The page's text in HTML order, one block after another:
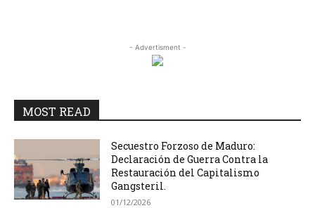
- Advertisment -
MOST READ
Secuestro Forzoso de Maduro:
Declaración de Guerra Contra la
Restauración del Capitalismo
Gangsteril.
01/12/2026